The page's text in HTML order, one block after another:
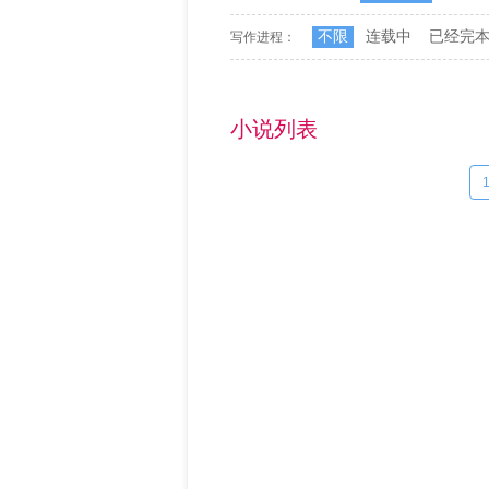
写作进程： 不限 连载中 已经完本
小说列表
1